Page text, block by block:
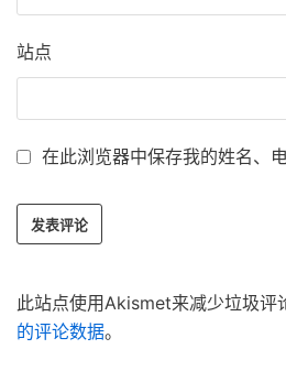
站点
在此浏览器中保存我的姓名、
此站点使用Akismet来减少垃圾评
的评论数据。